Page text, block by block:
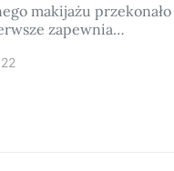
makijażu przekonało
zapewnia…